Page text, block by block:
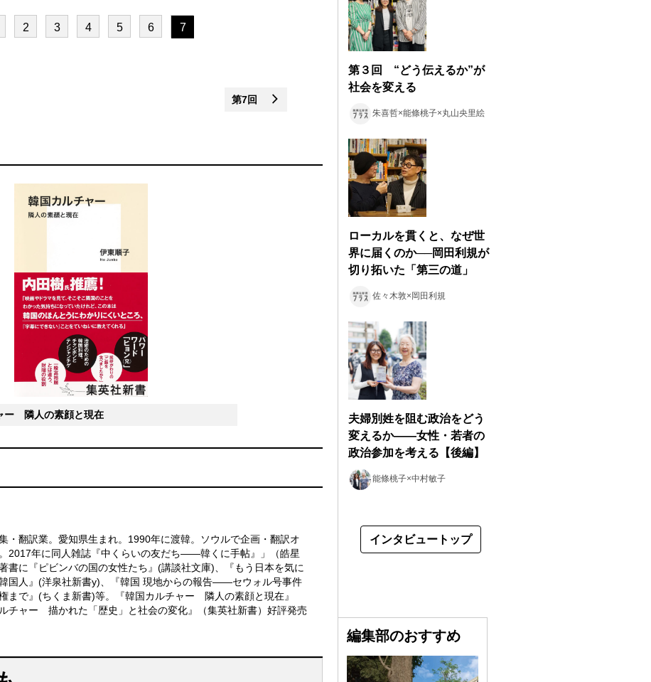
2 3 4 5 6 7
第7回
ー 隣人の素顔と現在
・翻訳業。愛知県生まれ。1990年に渡韓。ソウルで企画・翻訳オ
2017年に同人雑誌『中くらいの友だち――韓くに手帖』」（皓星
書に『ピビンバの国の女性たち』(講談社文庫)、『もう日本を気に
国人』(洋泉社新書y)、『韓国 現地からの報告――セウォル号事件
まで』(ちくま新書)等。『韓国カルチャー 隣人の素顔と現在』
ルチャー 描かれた「歴史」と社会の変化』（集英社新書）好評発売
第３回 “どう伝えるか”が
社会を変える
朱喜哲×能條桃子×丸山央里絵
ローカルを貫くと、なぜ世
界に届くのか──岡田利規が
切り拓いた「第三の道」
佐々木敦×岡田利規
夫婦別姓を阻む政治をどう
変えるか――女性・若者の
政治参加を考える【後編】
能條桃子×中村敏子
インタビュートップ
編集部のおすすめ